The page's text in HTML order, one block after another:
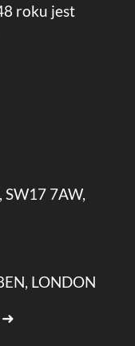
roku jest
7AW,
LONDON
➜